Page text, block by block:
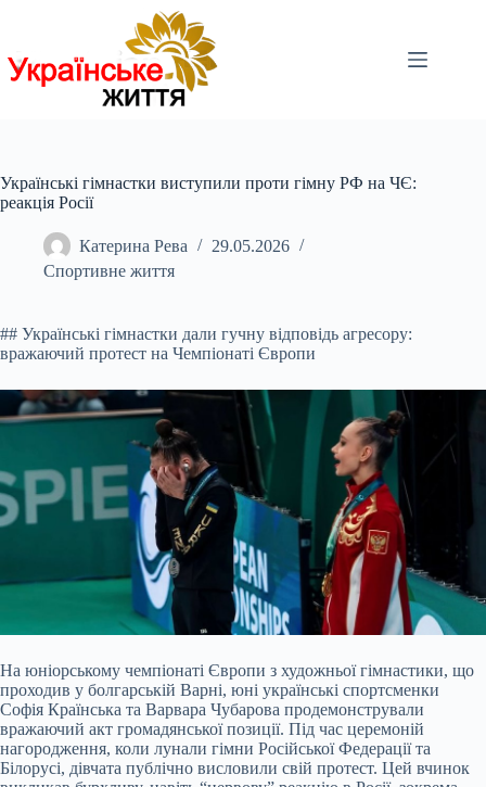
Українські гімнастки виступили проти гімну РФ на ЧЄ:
реакція Росії
Катерина Рева
29.05.2026
Спортивне життя
## Українські гімнастки дали гучну відповідь агресору:
вражаючий протест на Чемпіонаті Європи
На юніорському чемпіонаті Європи з художньої гімнастики, що
проходив у болгарській Варні, юні українські спортсменки
Софія Країнська та Варвара Чубарова продемонстрували
вражаючий акт громадянської позиції. Під час церемоній
нагородження, коли лунали гімни Російської Федерації та
Білорусі, дівчата публічно висловили свій протест. Цей вчинок